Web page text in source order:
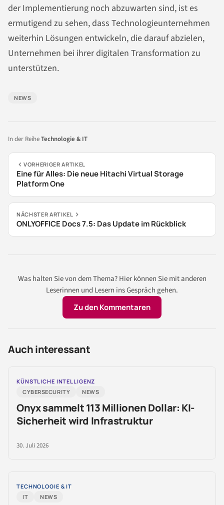
der Implementierung noch abzuwarten sind, ist es
ermutigend zu sehen, dass Technologieunternehmen
weiterhin Lösungen entwickeln, die darauf abzielen,
Unternehmen bei ihrer digitalen Transformation zu
unterstützen.
NEWS
In der ReiheTechnologie & IT
VORHERIGER ARTIKEL
Eine für Alles: Die neue Hitachi Virtual Storage
Platform One
NÄCHSTER ARTIKEL
ONLYOFFICE Docs 7.5: Das Update im Rückblick
Was halten Sie von dem Thema? Hier können Sie mit anderen
Leserinnen und Lesern ins Gespräch gehen.
Zu den Kommentaren
Auch interessant
KÜNSTLICHE INTELLIGENZ
CYBERSECURITY
NEWS
Onyx sammelt 113 Millionen Dollar: KI-
Sicherheit wird Infrastruktur
30. Juli 2026
TECHNOLOGIE & IT
IT
NEWS